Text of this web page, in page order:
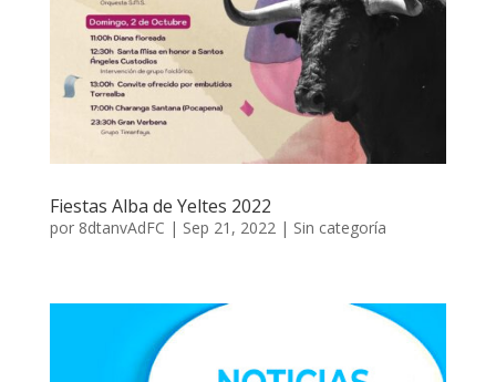
Fiestas Alba de Yeltes 2022
por 8dtanvAdFC | Sep 21, 2022| Sin categoría